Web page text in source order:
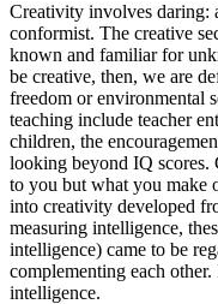
Creativity involves daring:
conformist. The creative
known and familiar for
be creative, then, we are
freedom or environmental
teaching include teacher
children, the
looking beyond IQ scores.
to you but what you make
into creativity developed
measuring intelligence,
intelligence) came to be
complementing each
intelligence.